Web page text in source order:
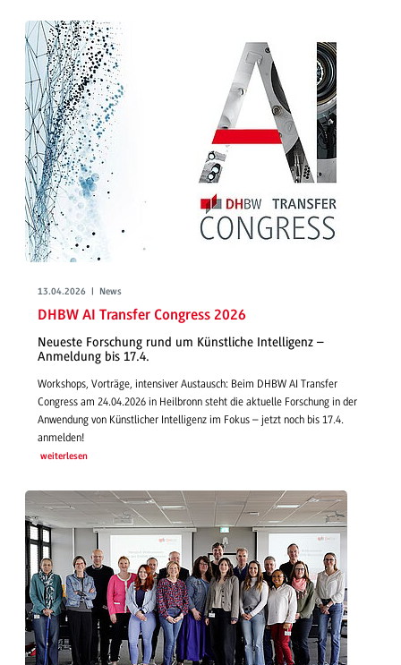
13.04.2026 | News
DHBW AI Transfer Congress 2026
Neueste Forschung rund um Künstliche Intelligenz –
Anmeldung bis 17.4.
Workshops, Vorträge, intensiver Austausch: Beim DHBW AI Transfer
Congress am 24.04.2026 in Heilbronn steht die aktuelle Forschung in der
Anwendung von Künstlicher Intelligenz im Fokus – jetzt noch bis 17.4.
anmelden!
weiterlesen